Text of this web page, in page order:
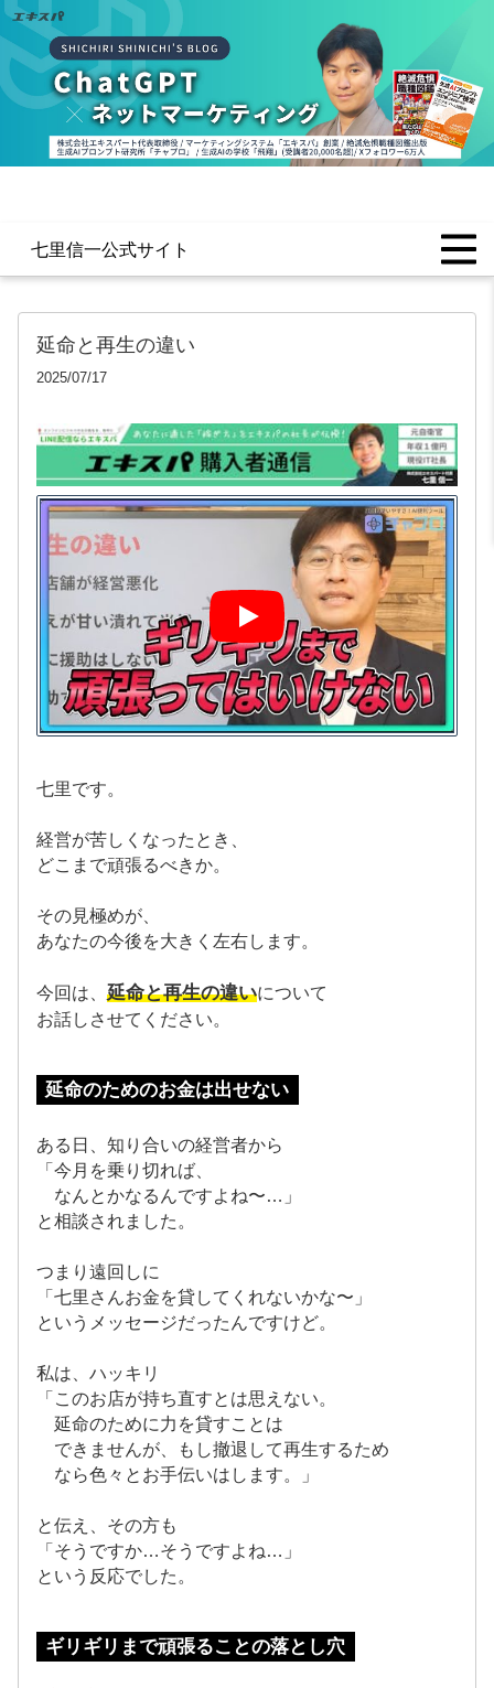
七里信一公式サイト
延命と再生の違い
2025/07/17
七里です。
経営が苦しくなったとき、
どこまで頑張るべきか。
その見極めが、
あなたの今後を大きく左右します。
今回は、 延命と再生の違いについて
お話しさせてください。
延命のためのお金は出せない
ある日、知り合いの経営者から
「今月を乗り切れば、
なんとかなるんですよね〜…」
と相談されました。
つまり遠回しに
「七里さんお金を貸してくれないかな〜」
というメッセージだったんですけど。
私は、ハッキリ
「このお店が持ち直すとは思えない。
延命のために力を貸すことは
できませんが、もし撤退して再生するため
なら色々とお手伝いはします。」
と伝え、その方も
「そうですか…そうですよね…」
という反応でした。
ギリギリまで頑張ることの落とし穴